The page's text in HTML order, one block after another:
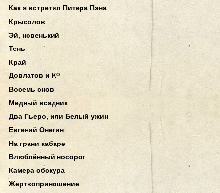
Как я встретил Питера Пэна
Крысолов
Эй, новенький
Тень
Край
Довлатов и Kᴼ
Восемь снов
Медный всадник
Два Пьеро, или Белый ужин
Евгений Онегин
На грани кабаре
Влюблённый носорог
Камера обскура
Жертвоприношение